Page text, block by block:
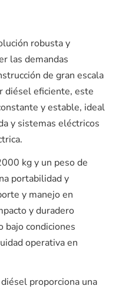
robusta y
las demandas
de gran escala
diésel eficiente, este
y estable, ideal
y sistemas eléctricos
kg y un peso de
portabilidad y
y manejo en
y duradero
bajo condiciones
operativa en
proporciona una